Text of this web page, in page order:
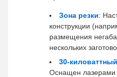
Зона резки:
конструкции
размещения
нескольких
30-
Оснащен лазерами